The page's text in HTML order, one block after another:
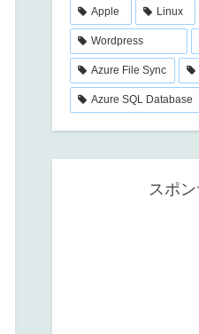
Apple Linux
Wordpress
Azure File Sync
Azure SQL Database
スポ